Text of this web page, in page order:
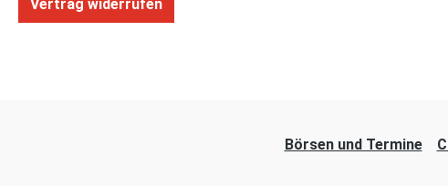
Vertrag widerrufen
Börsen und Termine